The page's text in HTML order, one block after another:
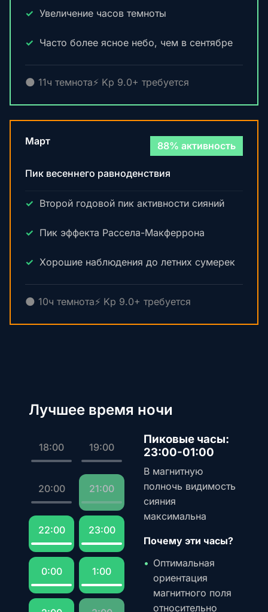
Увеличение часов темноты
Часто более ясное небо, чем в сентябре
🌑 11ч темнота⚡ Kp 9.0+ требуется
Март 88% активность
Пик весеннего равноденствия
Второй годовой пик активности сияний
Пик эффекта Рассела-Макферрона
Хорошие наблюдения до летних сумерек
🌑 10ч темнота⚡ Kp 9.0+ требуется
Лучшее время ночи
18:00 19:00
20:00 21:00
22:00 23:00
0:00 1:00
Пиковые часы:
23:00-01:00
В магнитную
полночь видимость
сияния
максимальна
Почему эти часы?
Оптимальная
ориентация
магнитного поля
относительно